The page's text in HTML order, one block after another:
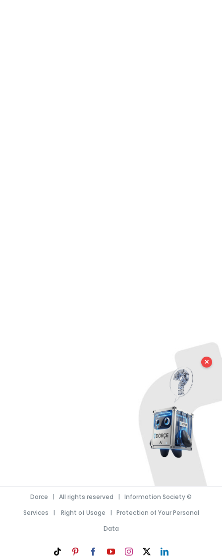
©
Dorce | All rights reserved | Information Society
Services | Right of Usage | Protection of Your Personal
Data
LinkedIn
X
Instagram
YouTube
Facebook
Pinterest
✕